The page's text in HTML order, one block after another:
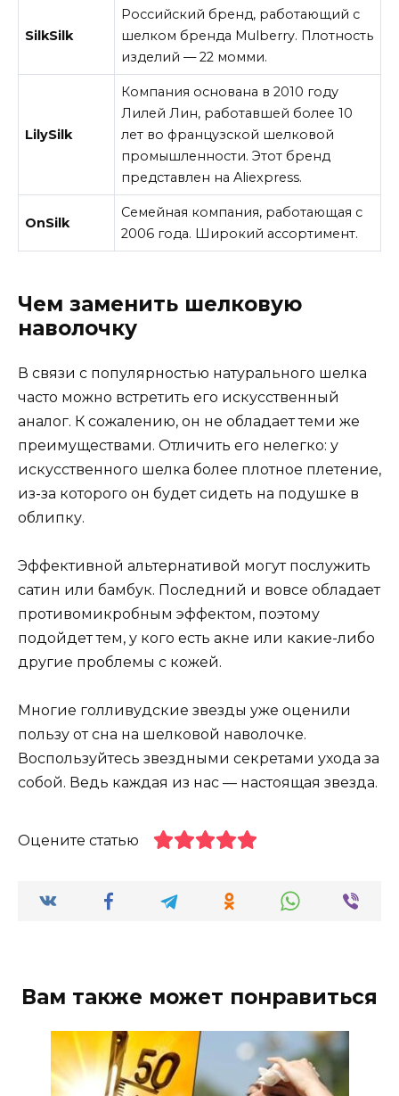
SilkSilk
Российский бренд, работающий с
шелком бренда Mulberry. Плотность
изделий — 22 момми.
LilySilk
Компания основана в 2010 году
Лилей Лин, работавшей более 10
лет во французской шелковой
промышленности. Этот бренд
представлен на Aliexpress.
OnSilk
Семейная компания, работающая с
2006 года. Широкий ассортимент.
Чем заменить шелковую
наволочку
В связи с популярностью натурального шелка
часто можно встретить его искусственный
аналог. К сожалению, он не обладает теми же
преимуществами. Отличить его нелегко: у
искусственного шелка более плотное плетение,
из-за которого он будет сидеть на подушке в
облипку.
Эффективной альтернативой могут послужить
сатин или бамбук. Последний и вовсе обладает
противомикробным эффектом, поэтому
подойдет тем, у кого есть акне или какие-либо
другие проблемы с кожей.
Многие голливудские звезды уже оценили
пользу от сна на шелковой наволочке.
Воспользуйтесь звездными секретами ухода за
собой. Ведь каждая из нас — настоящая звезда.
Оцените статью
Вам также может понравиться